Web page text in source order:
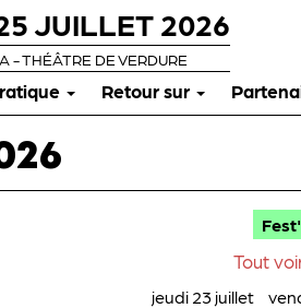
JUILLET 2026
- THÉÂTRE DE VERDURE
Retour sur
Tout
jeudi 23 juillet